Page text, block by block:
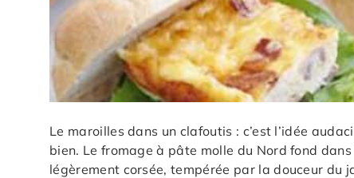
Le maroilles dans un clafoutis : c’est l’idée
bien. Le fromage à pâte molle du Nord fond
légèrement corsée, tempérée par la douceur du